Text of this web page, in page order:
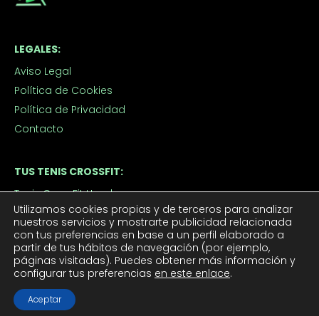
LEGALES:
Aviso Legal
Política de Cookies
Política de Privacidad
Contacto
TUS TENIS CROSSFIT:
Tenis CrossFit Hombre
Tenis CrossFit Mujer
APROVECHA LOS DESCUENTOS:
Outlet
Ofertas de Tenis de Crossfit
Utilizamos cookies propias y de terceros para analizar
nuestros servicios y mostrarte publicidad relacionada
con tus preferencias en base a un perfil elaborado a
partir de tus hábitos de navegación (por ejemplo,
páginas visitadas). Puedes obtener más información y
configurar tus preferencias en este enlace.
Aceptar